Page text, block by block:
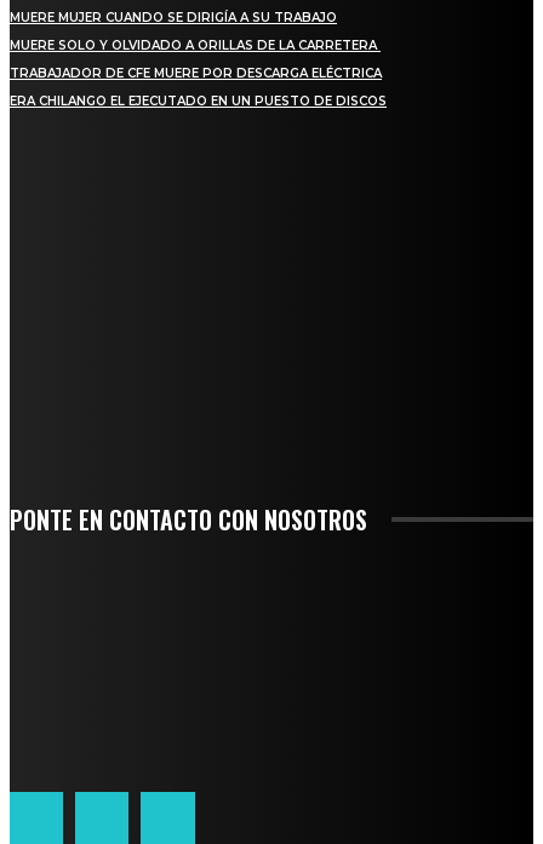
MUERE MUJER CUANDO SE DIRIGÍA A SU TRABAJO
MUERE SOLO Y OLVIDADO A ORILLAS DE LA CARRETERA
TRABAJADOR DE CFE MUERE POR DESCARGA ELÉCTRICA
ERA CHILANGO EL EJECUTADO EN UN PUESTO DE DISCOS
PONTE EN CONTACTO CON NOSOTROS